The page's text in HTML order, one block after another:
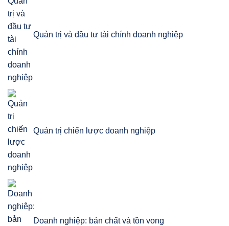
Quản trị và đầu tư tài chính doanh nghiệp
Quản trị chiến lược doanh nghiệp
Doanh nghiệp: bản chất và tồn vong